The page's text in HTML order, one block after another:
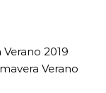
2019
Verano